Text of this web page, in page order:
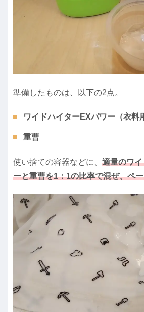
準備したものは、以下の2点。
ワイドハイターEXパワー（衣料
重曹
使い捨ての容器などに、 適量のワ
ーと重曹を1：1の比率で混ぜ、ペ